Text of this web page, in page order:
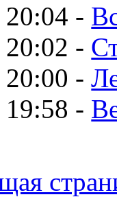
-
-
-
-